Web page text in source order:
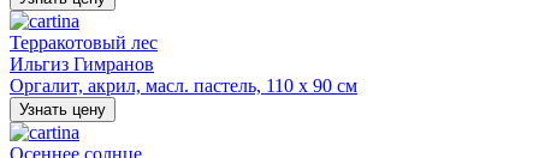
Терракотовый лес
Ильгиз Гимранов
Оргалит, акрил, масл. пастель, 110 х 90 см
Узнать цену